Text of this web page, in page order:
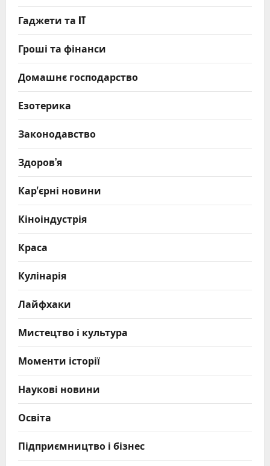
Гаджети та IT
Гроші та фінанси
Домашнє господарство
Езотерика
Законодавство
Здоров’я
Кар'єрні новини
Кіноіндустрія
Краса
Кулінарія
Лайфхаки
Мистецтво і культура
Моменти історії
Наукові новини
Освіта
Підприємництво і бізнес